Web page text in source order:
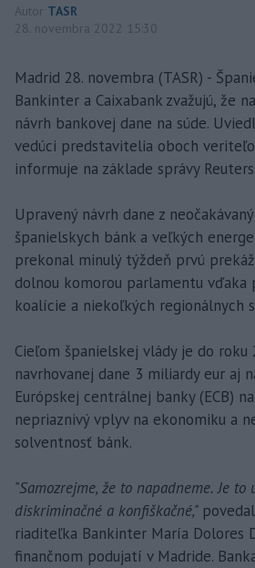
Autor TASR
28. novembra 2022 15:30
Madrid 28. novembra (TASR) -
Bankinter a Caixabank zvažujú, že
návrh bankovej dane na súde.
vedúci predstavitelia oboch
informuje na základe správy Reuters.
Upravený návrh dane z
španielskych bánk a veľkých
prekonal minulý týždeň prvú
dolnou komorou parlamentu vďaka
koalície a niekoľkých regionálnych
Cieľom španielskej vlády je do roku
navrhovanej dane 3 miliardy eur aj
Európskej centrálnej banky (ECB)
nepriaznivý vplyv na ekonomiku a
solventnosť bánk.
"Samozrejme, že to napadneme. Je
diskriminačné a konfiškačné,"
riaditeľka Bankinter María Dolores
finančnom podujatí v Madride.